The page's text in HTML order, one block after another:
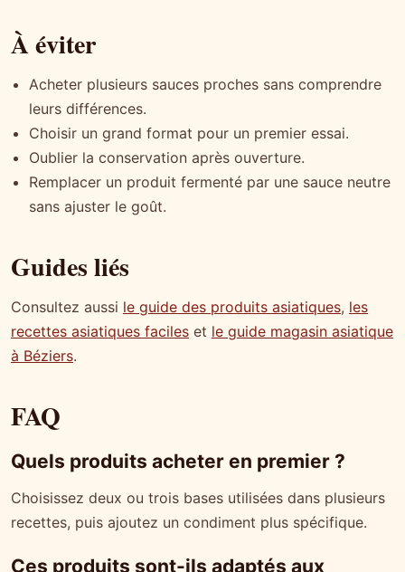
À éviter
Acheter plusieurs sauces proches sans comprendre
leurs différences.
Choisir un grand format pour un premier essai.
Oublier la conservation après ouverture.
Remplacer un produit fermenté par une sauce neutre
sans ajuster le goût.
Guides liés
Consultez aussi le guide des produits asiatiques, les
recettes asiatiques faciles et le guide magasin asiatique
à Béziers.
FAQ
Quels produits acheter en premier ?
Choisissez deux ou trois bases utilisées dans plusieurs
recettes, puis ajoutez un condiment plus spécifique.
Ces produits sont-ils adaptés aux